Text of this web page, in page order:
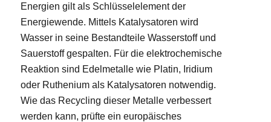
Energien gilt als Schlüsselelement der
Energiewende. Mittels Katalysatoren wird
Wasser in seine Bestandteile Wasserstoff und
Sauerstoff gespalten. Für die elektrochemische
Reaktion sind Edelmetalle wie Platin, Iridium
oder Ruthenium als Katalysatoren notwendig.
Wie das Recycling dieser Metalle verbessert
werden kann, prüfte ein europäisches